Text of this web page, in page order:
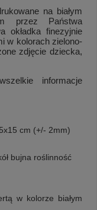
na białym
przez Państwa
okładka finezyjnie
w kolorach zielono-
zdjęcie dziecka,
informacje
cm (+/- 2mm)
bujna roślinność
w kolorze białym